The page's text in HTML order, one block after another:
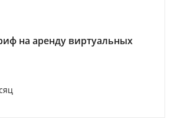
на аренду виртуальных